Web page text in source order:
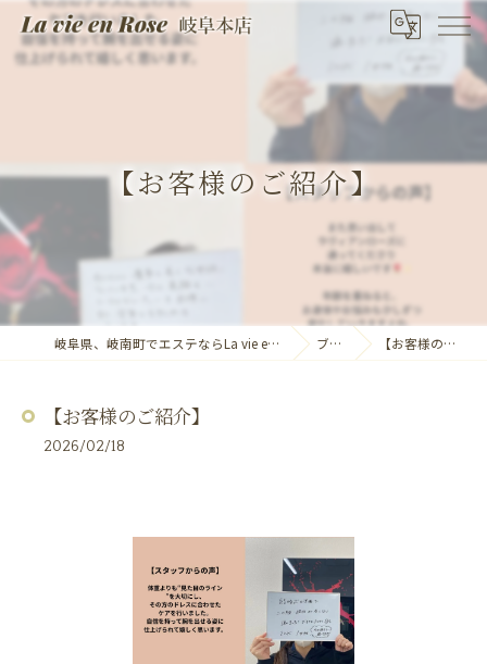
【お客様のご紹介】
岐阜県、岐南町でエステならLa vie en Rose 岐阜本店 ブログ 【お客様のご紹介】
【お客様のご紹介】
2026/02/18